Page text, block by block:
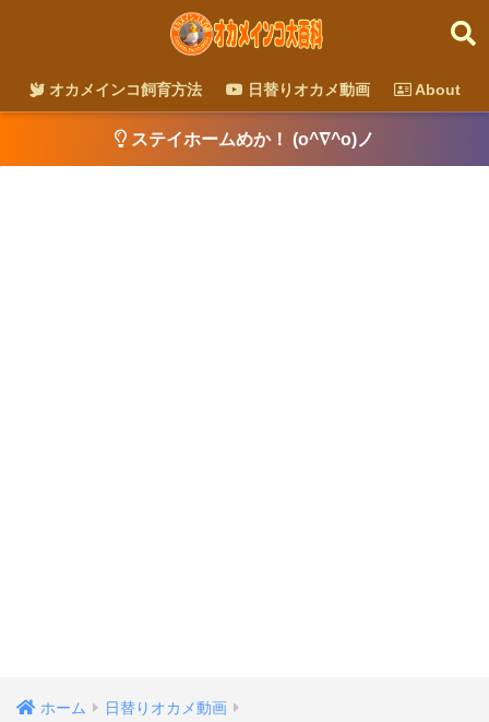
オカメインコ飼育方法 日替りオカメ動画 About
ステイホームめか！ (o^∇^o)ノ
ホーム 日替りオカメ動画